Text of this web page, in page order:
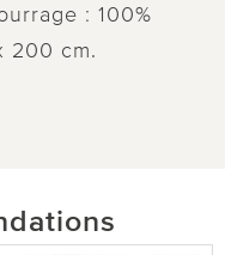
: 100%
200 cm.